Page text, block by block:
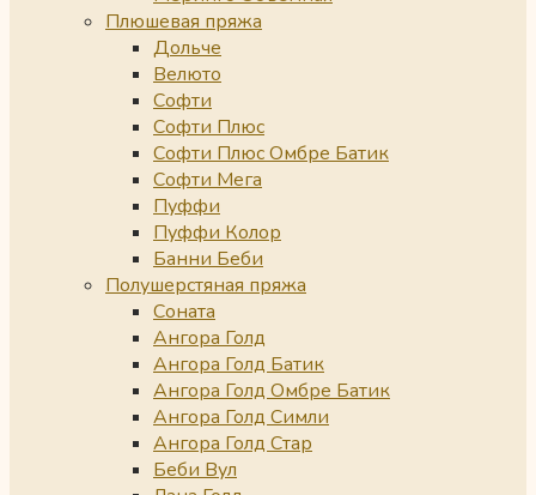
Плюшевая пряжа
Дольче
Велюто
Софти
Софти Плюс
Софти Плюс Омбре Батик
Софти Мега
Пуффи
Пуффи Колор
Банни Беби
Полушерстяная пряжа
Соната
Ангора Голд
Ангора Голд Батик
Ангора Голд Омбре Батик
Ангора Голд Симли
Ангора Голд Стар
Беби Вул